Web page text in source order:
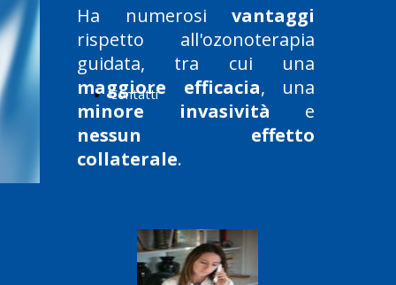
Ha numerosi vantaggi
rispetto all'ozonoterapia
guidata, tra cui una
maggiore efficacia, una
minore invasività e
nessun effetto
collaterale.
Contatti